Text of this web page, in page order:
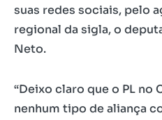
suas redes sociais, pelo
regional da sigla, o
Neto.
“Deixo claro que o PL no
nenhum tipo de aliança